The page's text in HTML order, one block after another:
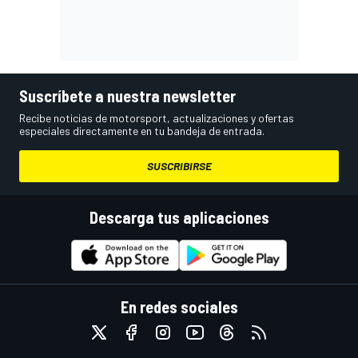
Suscríbete a nuestra newsletter
Recibe noticias de motorsport, actualizaciones y ofertas
especiales directamente en tu bandeja de entrada.
SUSCRIBIRSE
Descarga tus aplicaciones
En redes sociales